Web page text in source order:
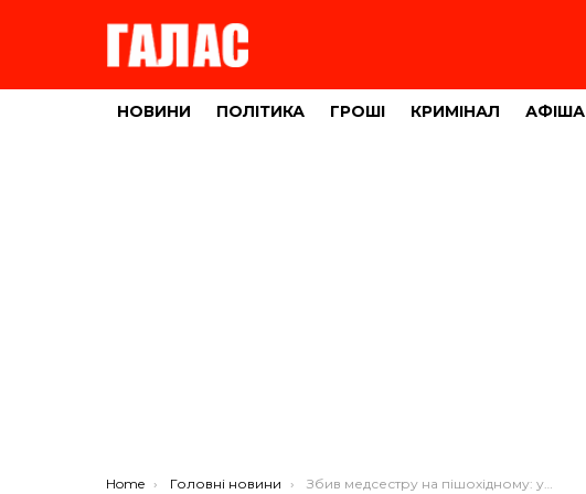
НОВИНИ ПОЛІТИКА ГРОШІ КРИМІНАЛ АФІША
You are here:
Home Головні новини Збив медсестру на пішохідному: у Тернополі засудили водія таксі